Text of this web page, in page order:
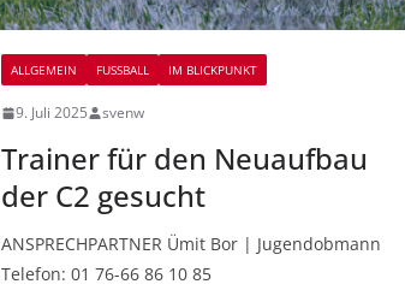
ALLGEMEIN FUSSBALL IM BLICKPUNKT
9. Juli 2025 svenw
Trainer für den Neuaufbau
der C2 gesucht
ANSPRECHPARTNER Ümit Bor | Jugendobmann
Telefon: 01 76-66 86 10 85